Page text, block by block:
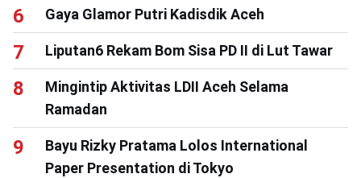
Gaya Glamor Putri Kadisdik Aceh
Liputan6 Rekam Bom Sisa PD II di Lut Tawar
Mingintip Aktivitas LDII Aceh Selama
Ramadan
Bayu Rizky Pratama Lolos International
Paper Presentation di Tokyo